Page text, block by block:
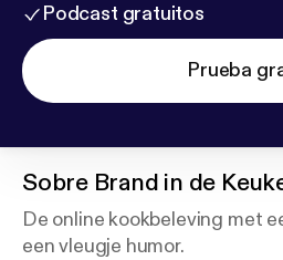
Podcast gratuitos
Prueba
Sobre Brand in de
De online kookbeleving met
een vleugje humor.